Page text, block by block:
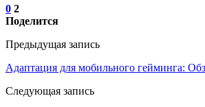
0 2
Поделится
Предыдущая запись
Адаптация для мобильного гейминга:
Следующая запись